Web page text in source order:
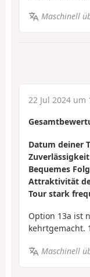
Maschinell
22 Jul 2024 um
Datum deiner
Bequemes
Attraktivität
Tour stark
Option 13a ist
kehrtgemacht.
Maschinell